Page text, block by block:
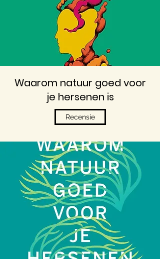
Waarom natuur goed voor
je hersenen is
Recensie